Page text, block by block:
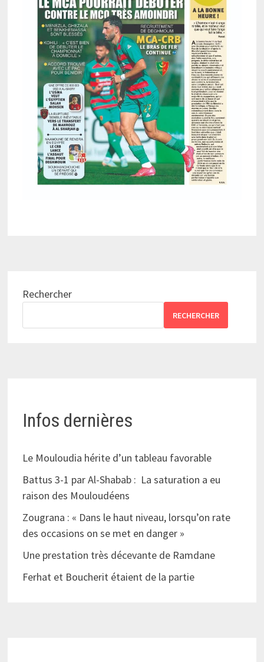
Rechercher
RECHERCHER
Infos dernières
Le Mouloudia hérite d’un tableau favorable
Battus 3-1 par Al-Shabab : La saturation a eu
raison des Mouloudéens
Zougrana : « Dans le haut niveau, lorsqu’on rate
des occasions on se met en danger »
Une prestation très décevante de Ramdane
Ferhat et Boucherit étaient de la partie